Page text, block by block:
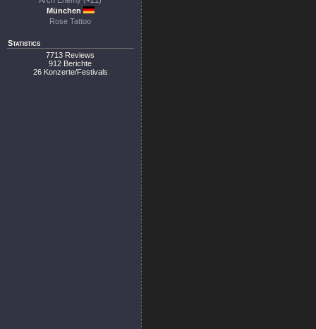
München
Rose Tattoo
Statistics
7713 Reviews
912 Berichte
26 Konzerte/Festivals